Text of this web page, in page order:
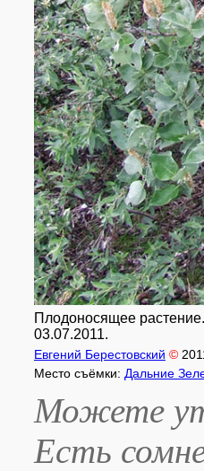
Плодоносящее
03.07.2011.
Евгений Берестовский ©
Место съёмки: Дальние
Можете
Есть